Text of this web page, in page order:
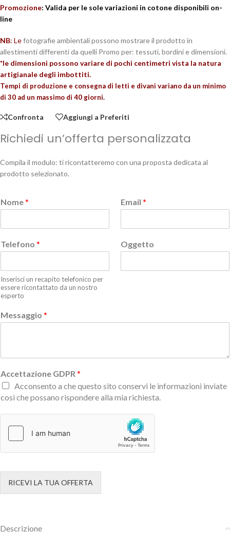
Promozione: Valida per le sole variazioni in cotone disponibili on-
line
NB: Lefotografie ambientali possono mostrare il prodotto in
allestimenti differenti da quelli Promo per: tessuti, bordini e dimensioni.
*le dimensioni possono variare di pochi centimetri vista la natura
artigianale degli imbottiti.
Tempi di produzione e consegna di letti e divani variano da un minimo
di 30 ad un massimo di 40 giorni.
Confronta Aggiungi a Preferiti
Richiedi un’offerta personalizzata
Compila il modulo: ti ricontatteremo con una proposta dedicata al
prodotto selezionato.
Nome* Email *
Telefono *
Inserisci un recapito telefonico per
essere ricontattato da un nostro
esperto
Oggetto
Messaggio *
Accettazione GDPR *
Acconsento a che questo sito conservi le informazioni inviate
così che possano rispondere alla mia richiesta.
RICEVI LA TUA OFFERTA
Descrizione